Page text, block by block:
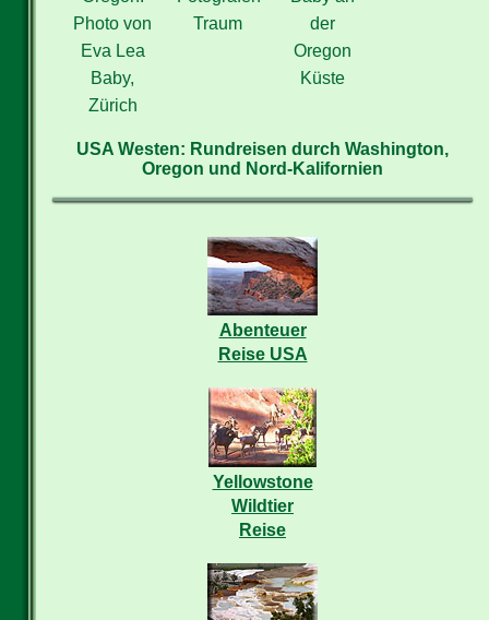
Photo von
Eva Lea
Baby,
Zürich
Traum
der
Oregon
Küste
USA Westen: Rundreisen durch Washington,
Oregon und Nord-Kalifornien
Abenteuer
Reise USA
Yellowstone
Wildtier
Reise